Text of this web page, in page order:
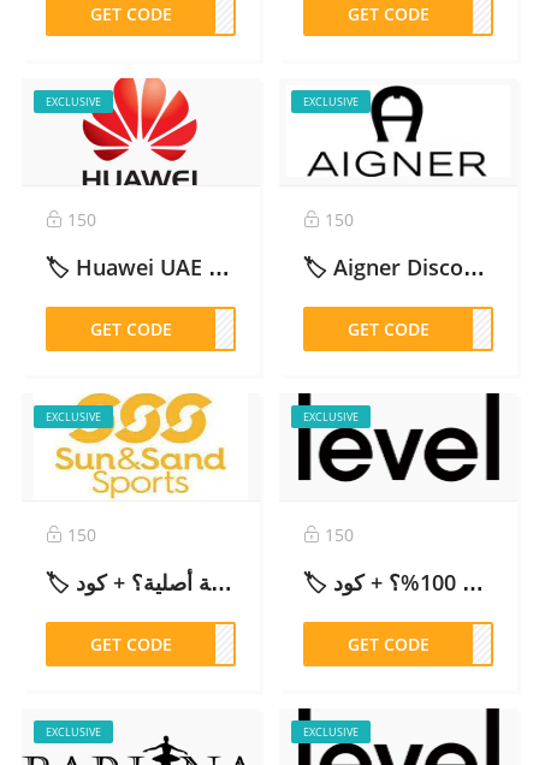
GET CODE6226 GET CODEDM46
EXCLUSIVE
150
🏷️ Huawei UAE Discount Code AEB37: 10% Off Official Store – 2026
GET CODEEB37
EXCLUSIVE
150
🏷️ Aigner Discount Code WFAD14: 10% Off for New Customers (AE, SA, KW, BH) – 2026
GET CODEAD14
EXCLUSIVE
150
🏷️ تجربتي مع سن آند ساند سبورتس: هل المنتجات الرياضية أصلية؟ + كود MUN50
GET CODEUN50
EXCLUSIVE
150
🏷️ تجربتي مع ليفل شوز: هل موثوق وهل الأحذية أصلية 100%؟ + كود ABB325
GET CODEB325
EXCLUSIVE EXCLUSIVE